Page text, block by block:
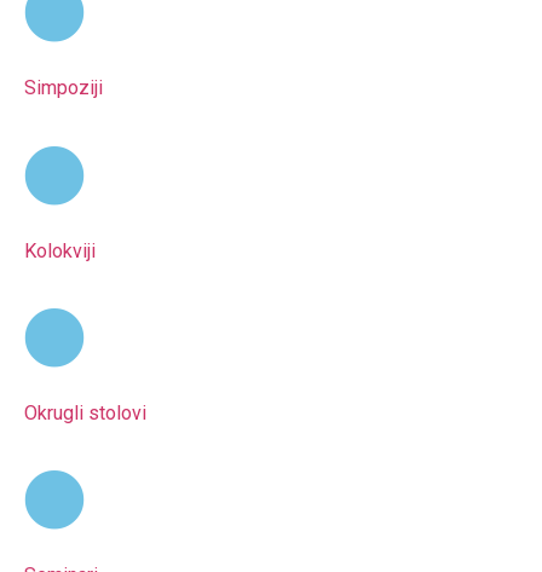
Simpoziji
Kolokviji
Okrugli stolovi